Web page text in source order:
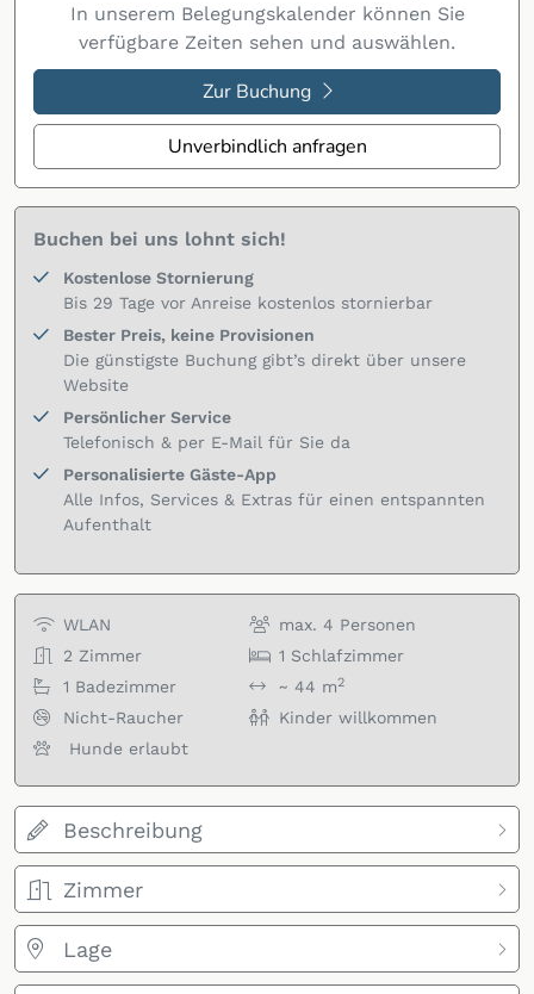
In unserem Belegungskalender können Sie
verfügbare Zeiten sehen und auswählen.
Zur Buchung
Unverbindlich anfragen
Buchen bei uns lohnt sich!
Kostenlose Stornierung
Bis 29 Tage vor Anreise kostenlos stornierbar
Bester Preis, keine Provisionen
Die günstigste Buchung gibt’s direkt über unsere
Website
Persönlicher Service
Telefonisch & per E-Mail für Sie da
Personalisierte Gäste-App
Alle Infos, Services & Extras für einen entspannten
Aufenthalt
WLAN max. 4 Personen
2 Zimmer 1 Schlafzimmer
1 Badezimmer ~ 44 m2
Nicht-Raucher
Kinder willkommen
Hunde erlaubt
Beschreibung
Zimmer
Lage